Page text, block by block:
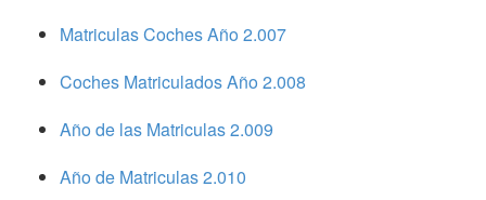
Matriculas Coches Año 2.007
Coches Matriculados Año 2.008
Año de las Matriculas 2.009
Año de Matriculas 2.010